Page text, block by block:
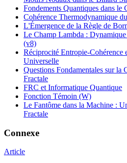
Fondements Quantiques dans le
Cohérence Thermodynamique
L'Émergence de la Règle de
Le Champ Lambda :
(v8)
Réciprocité Entropie-Cohérence
Universelle
Questions Fondamentales sur la
Fractale
FRC et Informatique Quantique
Fonction Témoin (W)
Le Fantôme dans la Machine :
Fractale
Connexe
Article